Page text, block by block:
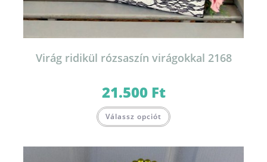
Virág ridikül rózsaszín virágokkal 2168
21.500 Ft
Válassz opciót